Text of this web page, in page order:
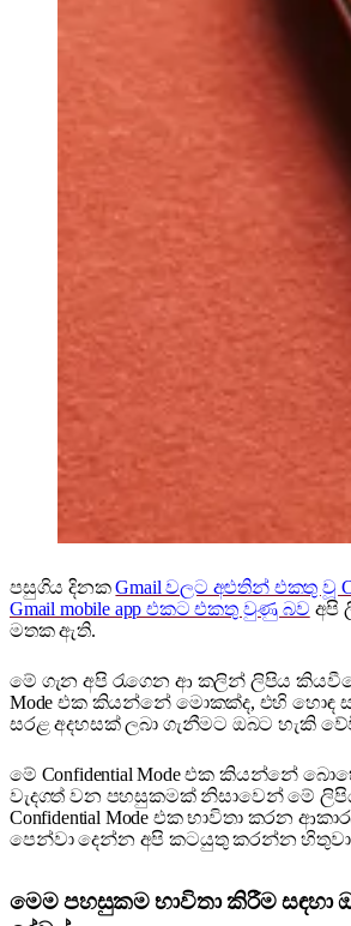
පසුගිය දිනකGmail වලට අළුතින් එකතු වූ
Gmail mobile app එකට එකතු වුණු බව අපි
මතක ඇති.
මේ ගැන අපි රැගෙන ආ කලින් ලිපිය
Mode එක කියන්නේ මොකක්ද, එහි හොඳ
සරළ අදහසක් ලබා ගැනීමට ඔබට හැකි
මේ Confidential Mode එක කියන්නේ
වැදගත් වන පහසුකමක් නිසාවෙන් මේ
Confidential Mode එක භාවිතා කරන
පෙන්වා දෙන්න අපි කටයුතු කරන්න
මෙම පහසුකම භාවිතා කිරීම සඳහා